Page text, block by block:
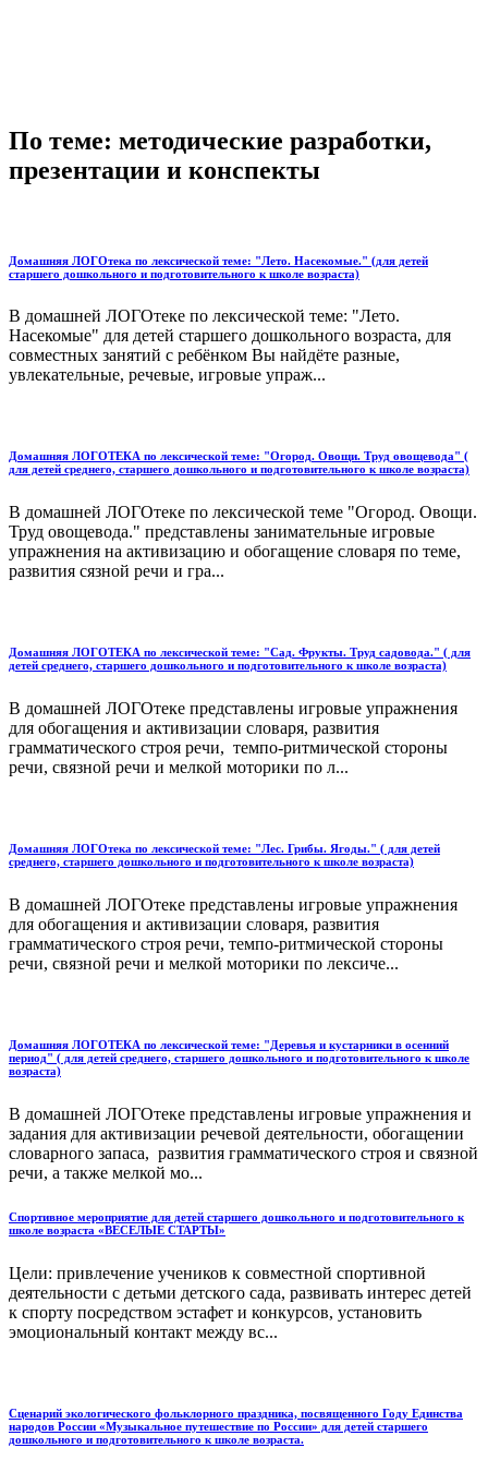
По теме: методические разработки,
презентации и конспекты
Домашняя ЛОГОтека по лексической теме: "Лето. Насекомые." (для детей
старшего дошкольного и подготовительного к школе возраста)
В домашней ЛОГОтеке по лексической теме: "Лето.
Насекомые" для детей старшего дошкольного возраста, для
совместных занятий с ребёнком Вы найдёте разные,
увлекательные, речевые, игровые упраж...
Домашняя ЛОГОТЕКА по лексической теме: "Огород. Овощи. Труд овощевода" (
для детей среднего, старшего дошкольного и подготовительного к школе возраста)
В домашней ЛОГОтеке по лексической теме "Огород. Овощи.
Труд овощевода." представлены занимательные игровые
упражнения на активизацию и обогащение словаря по теме,
развития сязной речи и гра...
Домашняя ЛОГОТЕКА по лексической теме: "Сад. Фрукты. Труд садовода." ( для
детей среднего, старшего дошкольного и подготовительного к школе возраста)
В домашней ЛОГОтеке представлены игровые упражнения
для обогащения и активизации словаря, развития
грамматического строя речи, темпо-ритмической стороны
речи, связной речи и мелкой моторики по л...
Домашняя ЛОГОтека по лексической теме: "Лес. Грибы. Ягоды." ( для детей
среднего, старшего дошкольного и подготовительного к школе возраста)
В домашней ЛОГОтеке представлены игровые упражнения
для обогащения и активизации словаря, развития
грамматического строя речи, темпо-ритмической стороны
речи, связной речи и мелкой моторики по лексиче...
Домашняя ЛОГОТЕКА по лексической теме: "Деревья и кустарники в осенний
период" ( для детей среднего, старшего дошкольного и подготовительного к школе
возраста)
В домашней ЛОГОтеке представлены игровые упражнения и
задания для активизации речевой деятельности, обогащении
словарного запаса, развития грамматического строя и связной
речи, а также мелкой мо...
Спортивное мероприятие для детей старшего дошкольного и подготовительного к
школе возраста «ВЕСЕЛЫЕ СТАРТЫ»
Цели: привлечение учеников к совместной спортивной
деятельности с детьми детского сада, развивать интерес детей
к спорту посредством эстафет и конкурсов, установить
эмоциональный контакт между вс...
Сценарий экологического фольклорного праздника, посвященного Году Единства
народов России «Музыкальное путешествие по России» для детей старшего
дошкольного и подготовительного к школе возраста.